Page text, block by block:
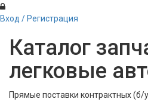
Вход / Регистрация
Каталог
легковые
Прямые поставки контрактных (б/